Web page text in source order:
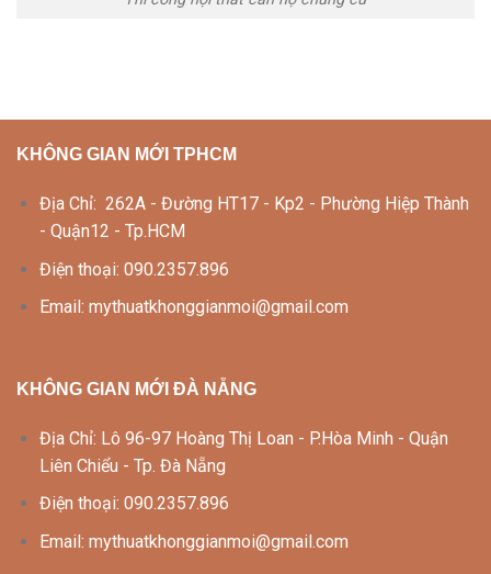
KHÔNG GIAN MỚI TPHCM
Địa Chỉ: 262A - Đường HT17 - Kp2 - Phường Hiệp Thành
- Quận12 - Tp.HCM
Điện thoại: 090.2357.896
Email: mythuatkhonggianmoi@gmail.com
KHÔNG GIAN MỚI ĐÀ NẴNG
Địa Chỉ: Lô 96-97 Hoàng Thị Loan - P.Hòa Minh - Quận
Liên Chiểu - Tp. Đà Nẵng
Điện thoại: 090.2357.896
Email: mythuatkhonggianmoi@gmail.com